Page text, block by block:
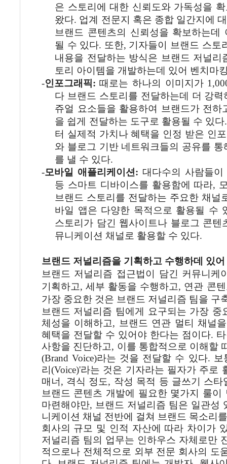
은 스토리에 대한 신뢰도와 가독성을
왔다. 업계 전문지 혹은 종합 일간지에
브랜드 콘텐츠의 신뢰성을 확보하는데
될 수 있다. 또한, 기자들이 브랜드 스토
내용을 전달하는 방식은 브랜드 저널리
토리 아이템을 개발하는데 있어 벤치마
-인포그래픽 : 때로는 하나의 이미지가
다 브랜드 스토리를 전달하는데 더 강력
쥬얼
요소들을 활용하여 브랜드가 전하
을 쉽게 전달하는 도구로 활용될 수 있다
터 실제적 가치나 혜택을 인정 받은 인
와 블로그 기반 네트워크들의 공유를 통
를 낼 수 있다.
-모바일 애플리케이션 : 대다수의 사람들이
등 스마트 디바이스를 활용함에 따라,
브랜드 스토리를 전달하는 주요한 채널
바일 앱은 다양한 목적으로 활용될 수
스토리가 담긴 웹사이트나 블로그 콘텐
뮤니케이션 채널로 활용할 수 있다.
브랜드 저널리즘을 기획하고 수행하데 있어
브랜드 저널리즘 접근법이 담긴 커뮤니케
기획하고, 세부 활동을 수행하고, 연관 콘
가장 중요한 것은 브랜드 저널리즘 팀을 구
브랜드 저널리즘 팀에게 요구되는 가장 중
체성을 이해하고, 브랜드 연관 멀티 채널을
혜택을 전달할 수 있어야 한다는 점이다.
사항을 진단하고, 이를 통합적으로 이해할
(Brand Voice)라는 것을 전달할 수 있다. 보
리(Voice)'라는 것은 기자라는 필자가 주로
매너, 격식 정도, 작성 목적 등 글쓰기 스타
브랜드 콘텐츠 개발에 필요한 몇가지 룰이
마련해야만, 브랜드 저널리즘 팀은 일관성
니케이션 채널 전반에 걸쳐 브랜드 목소리를
회사의 규모 및 인적 자산에 따라 차이가
저널리즘 팀의 업무는 인하우스 자체로만
적으로나 전체적으로 외부 전문 회사의 도